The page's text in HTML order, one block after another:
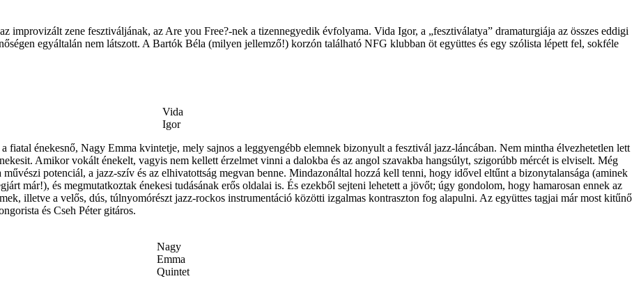
improvizált zene fesztiváljának, az Are you Free?-nek a tizennegyedik évfolyama. Vida Igor, a „fesztiválatya” dramaturgiája az összes eddigi
egyáltalán nem látszott. A Bartók Béla (milyen jellemző!) korzón található NFG klubban öt együttes és egy szólista lépett fel, sokféle
Vida
Igor
énekesnő, Nagy Emma kvintetje, mely sajnos a leggyengébb elemnek bizonyult a fesztivál jazz-láncában. Nem mintha élvezhetetlen lett
Amikor vokált énekelt, vagyis nem kellett érzelmet vinni a dalokba és az angol szavakba hangsúlyt, szigorúbb mércét is elviselt. Még
potenciál, a jazz-szív és az elhivatottság megvan benne. Mindazonáltal hozzá kell tenni, hogy idővel eltűnt a bizonytalansága (aminek
már!), és megmutatkoztak énekesi tudásának erős oldalai is. És ezekből sejteni lehetett a jövőt; úgy gondolom, hogy hamarosan ennek az
illetve a velős, dús, túlnyomórészt jazz-rockos instrumentáció közötti izgalmas kontraszton fog alapulni. Az együttes tagjai már most kitűnő
és Cseh Péter gitáros.
Nagy
Emma
Quintet